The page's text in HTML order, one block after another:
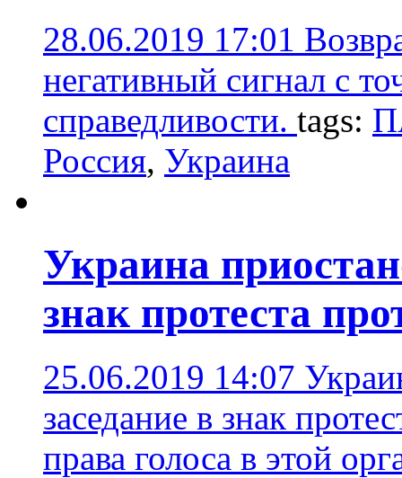
28.06.2019 17:01
негативный сигнал с
справедливости. tags:
Россия, Украина
Украина
знак протеста
25.06.2019 14:07
заседание в знак
права голоса в этой